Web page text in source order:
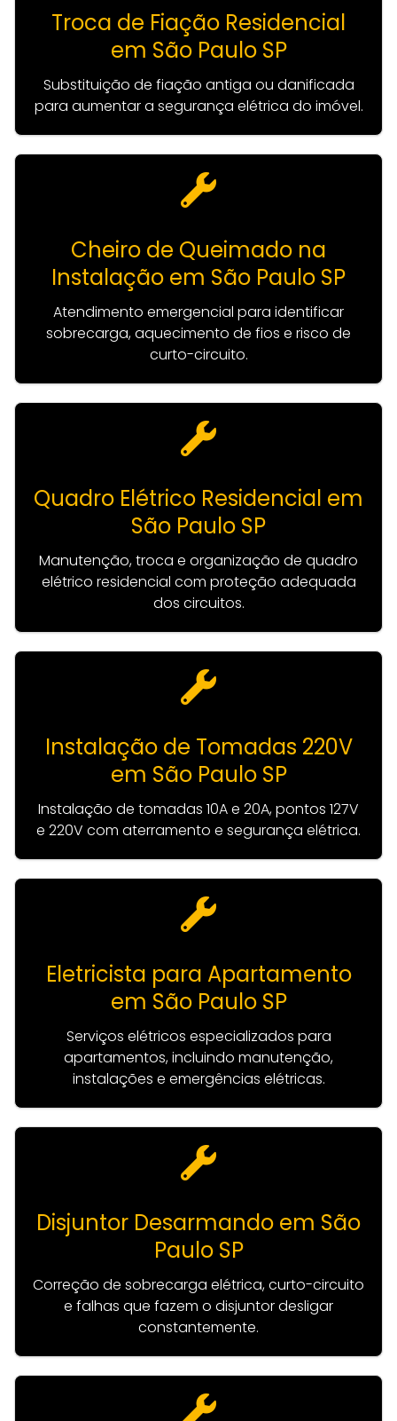
Troca de Fiação Residencial
em São Paulo SP
Substituição de fiação antiga ou danificada
para aumentar a segurança elétrica do imóvel.
Cheiro de Queimado na
Instalação em São Paulo SP
Atendimento emergencial para identificar
sobrecarga, aquecimento de fios e risco de
curto-circuito.
Quadro Elétrico Residencial em
São Paulo SP
Manutenção, troca e organização de quadro
elétrico residencial com proteção adequada
dos circuitos.
Instalação de Tomadas 220V
em São Paulo SP
Instalação de tomadas 10A e 20A, pontos 127V
e 220V com aterramento e segurança elétrica.
Eletricista para Apartamento
em São Paulo SP
Serviços elétricos especializados para
apartamentos, incluindo manutenção,
instalações e emergências elétricas.
Disjuntor Desarmando em São
Paulo SP
Correção de sobrecarga elétrica, curto-circuito
e falhas que fazem o disjuntor desligar
constantemente.